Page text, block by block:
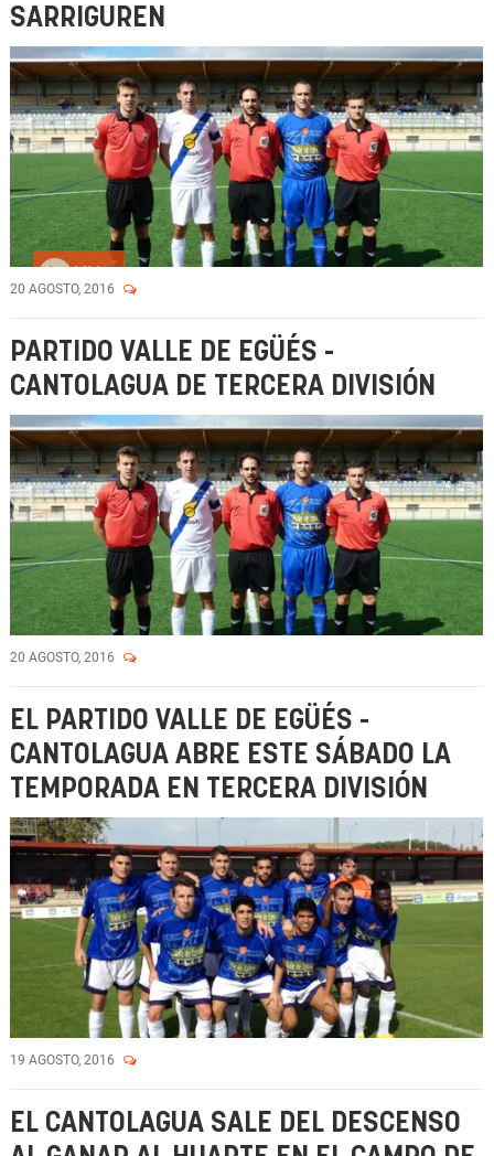
SARRIGUREN
20 AGOSTO, 2016
PARTIDO VALLE DE EGÜÉS -
CANTOLAGUA DE TERCERA DIVISIÓN
20 AGOSTO, 2016
EL PARTIDO VALLE DE EGÜÉS -
CANTOLAGUA ABRE ESTE SÁBADO LA
TEMPORADA EN TERCERA DIVISIÓN
19 AGOSTO, 2016
EL CANTOLAGUA SALE DEL DESCENSO